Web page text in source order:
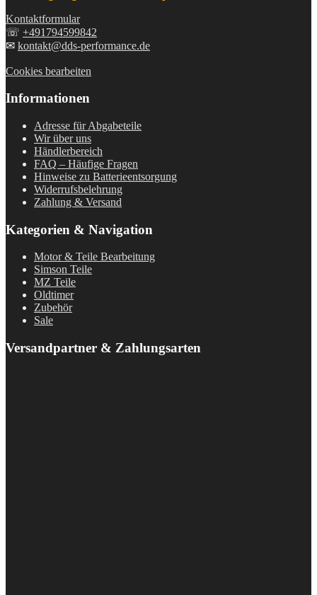
Kontaktformular
☏ +491794599842
✉ kontakt@dds-performance.de
Cookies bearbeiten
Informationen
Adresse für Abgabeteile
Wir über uns
Händlerbereich
FAQ – Häufige Fragen
Hinweise zu Batterieentsorgung
Widerrufsbelehrung
Zahlung & Versand
Kategorien & Navigation
Motor & Teile Bearbeitung
Simson Teile
MZ Teile
Oldtimer
Zubehör
Sale
Versandpartner & Zahlungsarten